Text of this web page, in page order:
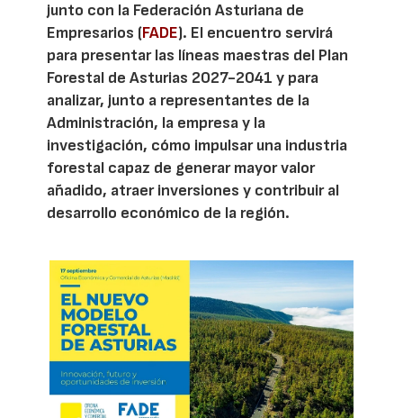
junto con la Federación Asturiana de
Empresarios (FADE). El encuentro servirá
para presentar las líneas maestras del Plan
Forestal de Asturias 2027-2041 y para
analizar, junto a representantes de la
Administración, la empresa y la
investigación, cómo impulsar una industria
forestal capaz de generar mayor valor
añadido, atraer inversiones y contribuir al
desarrollo económico de la región.